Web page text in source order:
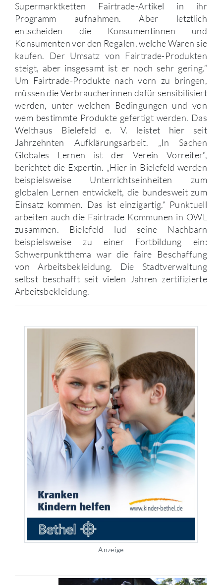
Supermarktketten Fairtrade-Artikel in ihr
Programm aufnahmen. Aber letztlich
entscheiden die Konsumentinnen und
Konsumenten vor den Regalen, welche Waren sie
kaufen. Der Umsatz von Fairtrade-Produkten
steigt, aber insgesamt ist er noch sehr gering.“
Um Fairtrade-Produkte nach vorn zu bringen,
müssen die Verbraucherinnen dafür sensibilisiert
werden, unter welchen Bedingungen und von
wem bestimmte Produkte gefertigt werden. Das
Welthaus Bielefeld e. V. leistet hier seit
Jahrzehnten Aufklärungsarbeit. „In Sachen
Globales Lernen ist der Verein Vorreiter“,
berichtet die Expertin. „Hier in Bielefeld werden
beispielsweise Unterrichtseinheiten zum
globalen Lernen entwickelt, die bundesweit zum
Einsatz kommen. Das ist einzigartig.“ Punktuell
arbeiten auch die Fairtrade Kommunen in OWL
zusammen. Bielefeld lud seine Nachbarn
beispielsweise zu einer Fortbildung ein:
Schwerpunktthema war die faire Beschaffung
von Arbeitsbekleidung. Die Stadtverwaltung
selbst beschafft seit vielen Jahren zertifizierte
Arbeitsbekleidung.
Anzeige